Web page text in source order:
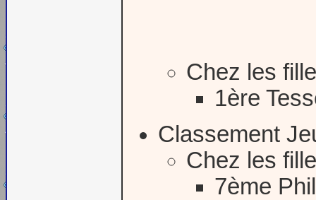
Chez les
1ère
Classement
Chez les
7ème